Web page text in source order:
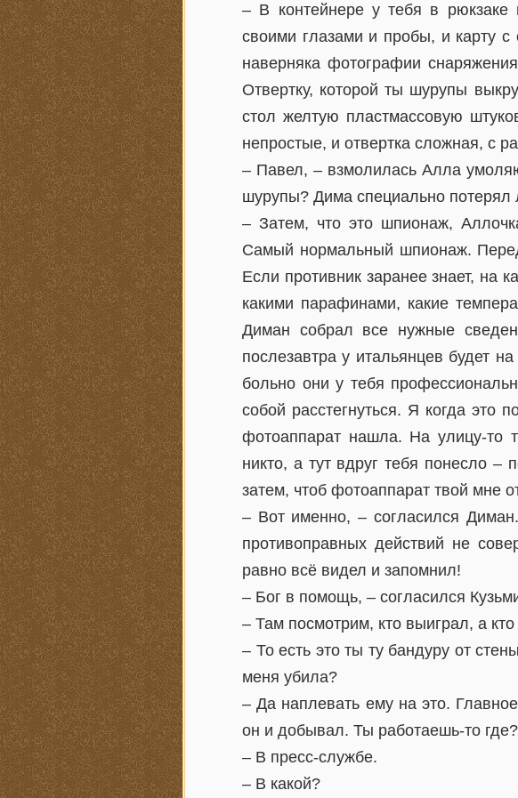
– В контейнере у тебя в
своими глазами и пробы, и карту
наверняка фотографии
Отвертку, которой ты шурупы
стол желтую пластмассовую
непростые, и отвертка сложная, с
– Павел, – взмолилась Алла
шурупы? Дима специально
– Затем, что это шпионаж,
Самый нормальный шпионаж.
Если противник заранее знает, на
какими парафинами, какие
Диман собрал все нужные
послезавтра у итальянцев будет
больно они у тебя
собой расстегнуться. Я когда это
фотоаппарат нашла. На улицу-
никто, а тут вдруг тебя понесло
затем, чтоб фотоаппарат твой мне
– Вот именно, – согласился
противоправных действий не
равно всё видел и запомнил!
– Бог в помощь, – согласился
– Там посмотрим, кто выиграл, а
– То есть это ты ту бандуру от
меня убила?
– Да наплевать ему на это.
он и добывал. Ты работаешь-то
– В пресс-службе.
– В какой?